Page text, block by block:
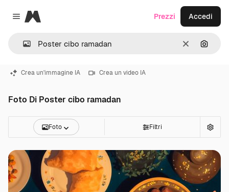
Close menu
Magnific
CancellaCerca
Prezzi Accedi
Crea un'immagine IA Crea un video IA
Foto Di Poster cibo ramadan
Foto Filtri